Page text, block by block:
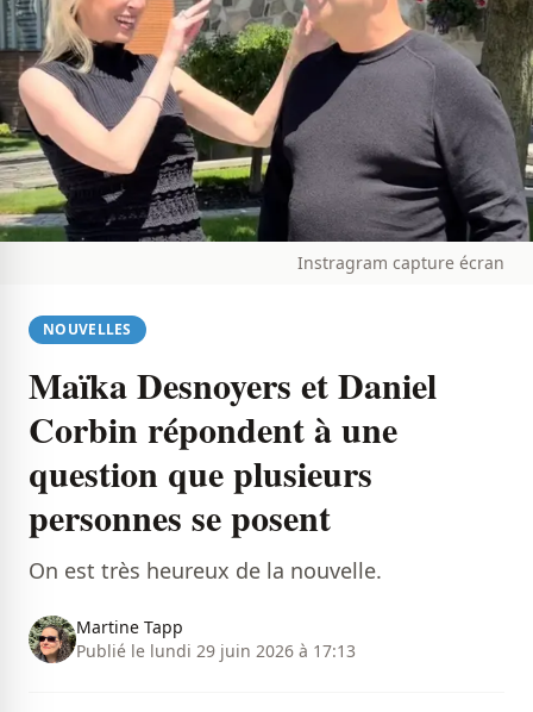
Instragram capture écran
NOUVELLES
Maïka Desnoyers et Daniel
Corbin répondent à une
question que plusieurs
personnes se posent
On est très heureux de la nouvelle.
Martine Tapp
Publié le lundi 29 juin 2026 à 17:13